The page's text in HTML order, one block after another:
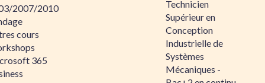
2007/2010
cours
365
Technicien
Supérieur en
Conception
Industrielle de
Systèmes
Mécaniques -